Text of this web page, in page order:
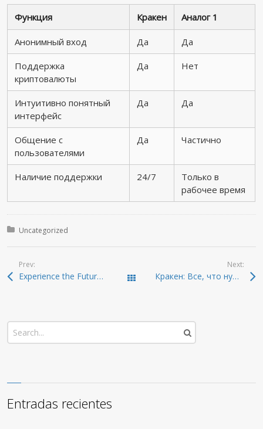
Функция Кракен Аналог 1
Анонимный вход Да Да
Поддержка
криптовалюты
Да Нет
Интуитивно понятный
интерфейс
Да Да
Общение с
пользователями
Да Частично
Наличие поддержки 24/7
Только в
рабочее время
Posted in:
Uncategorized
Prev:
Experience the Future of Crypto with Ledger Live Todas las entradas
Next:
Кракен: Все, что нужно для доступа в даркнет 2026
Entradas recientes